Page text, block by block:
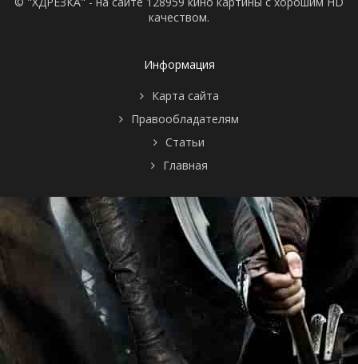
качеством.
Информация
Карта сайта
Правообладателям
Статьи
Главная